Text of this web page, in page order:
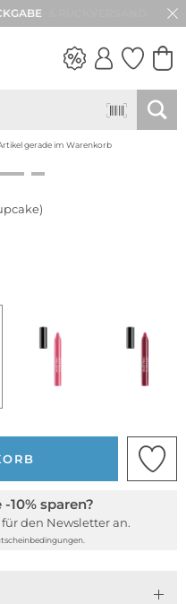
gerade im Warenkorb
10% sparen?
für den Newsletter an.